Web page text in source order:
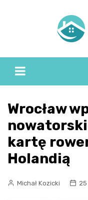
Wrocław
kartę
Holandią
Michał Kozicki